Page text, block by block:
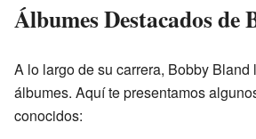
Álbumes Destacados de
A lo largo de su carrera, Bobby Bland
álbumes. Aquí te presentamos
conocidos: